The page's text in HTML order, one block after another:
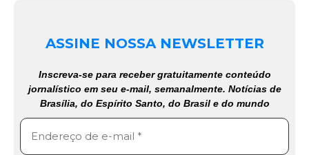
ASSINE NOSSA NEWSLETTER
Inscreva-se para receber gratuitamente conteúdo
jornalístico em seu e-mail, semanalmente. Notícias de
Brasília, do Espírito Santo, do Brasil e do mundo